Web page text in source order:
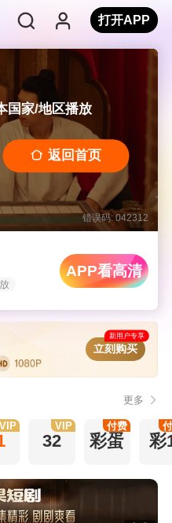
打开APP
国家/地区播放
返回首页
错误码: 042312
APP看高清
新用户专享
立刻购买
更多
VIP
32
VIP
彩蛋
付费
彩